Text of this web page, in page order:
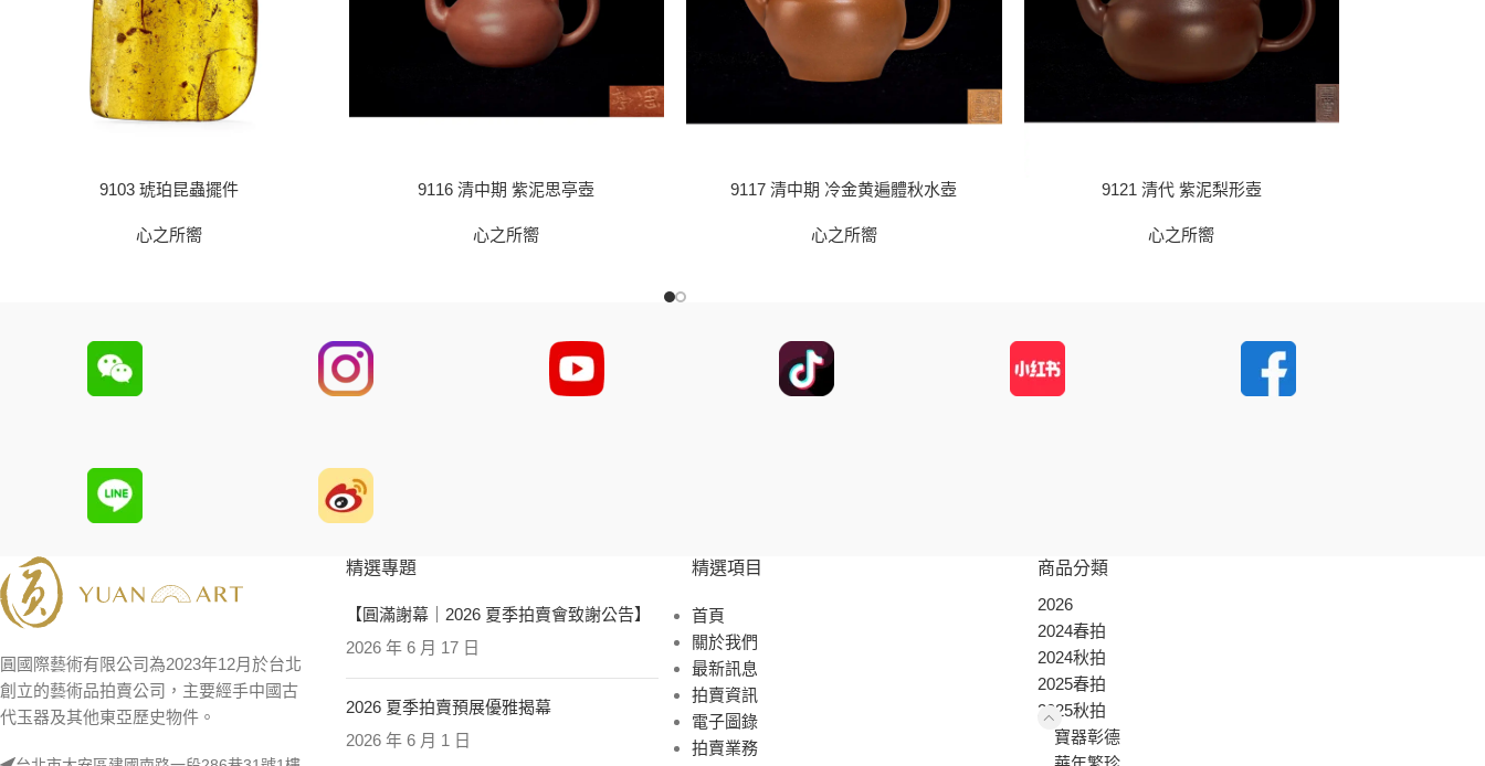
9103 琥珀昆蟲擺件
心之所嚮
9116 清中期 紫泥思亭壺
心之所嚮
9117 清中期 冷金黄遍體秋水壺
心之所嚮
9121 清代 紫泥梨形壺
心之所嚮
圓國際藝術有限公司為2023年12月於台北
創立的藝術品拍賣公司，主要經手中國古
代玉器及其他東亞歷史物件。
精選專題
【圓滿謝幕｜2026 夏季拍賣會致謝公告】
2026 年 6 月 17 日
2026 夏季拍賣預展優雅揭幕
2026 年 6 月 1 日
精選項目
首頁
關於我們
最新訊息
拍賣資訊
電子圖錄
拍賣業務
商品分類
2026
2024春拍
2024秋拍
2025春拍
2025秋拍
寶器彰德